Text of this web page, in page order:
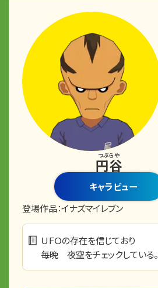
円谷
つぶらや
キャラビュー
登場作品：イナズマイレブン
ＵＦＯの存在を信じており
毎晩 夜空をチェックしている。